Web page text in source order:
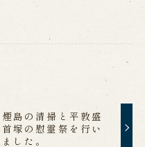
ームから予約
情報ページへ移動します
煙島の清掃と平敦盛
首塚の慰霊祭を行い
ました。